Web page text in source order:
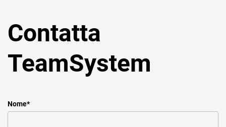
Contatta
TeamSystem
Nome*